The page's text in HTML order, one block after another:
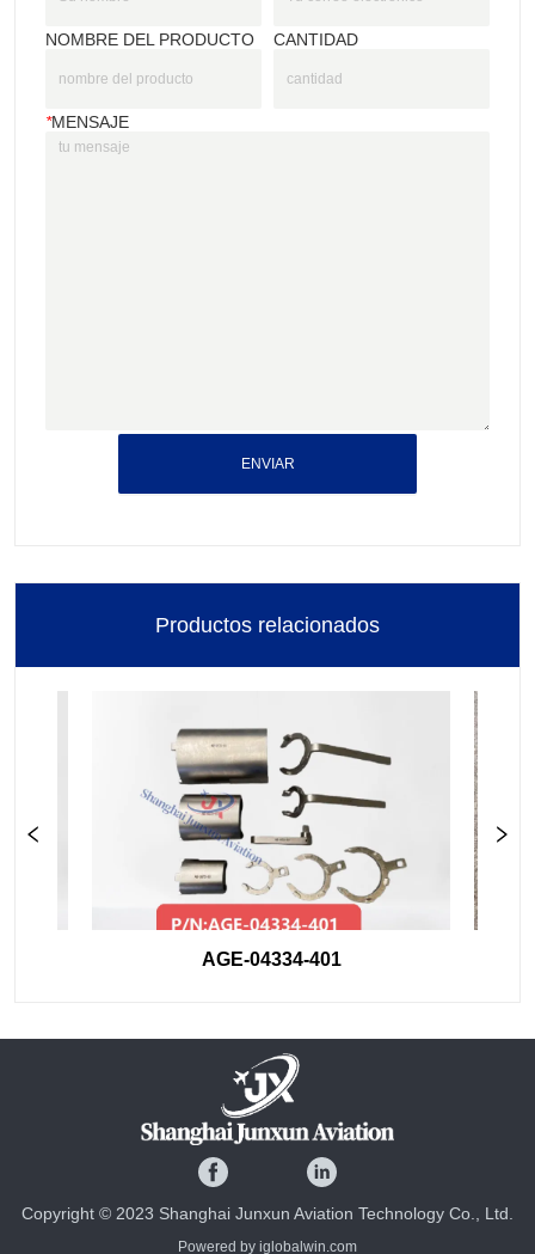
NOMBRE DEL PRODUCTO CANTIDAD
*MENSAJE
ENVIAR
Productos relacionados
AGE-04334-401
Copyright © 2023 Shanghai Junxun Aviation Technology Co., Ltd.
Powered by iglobalwin.com